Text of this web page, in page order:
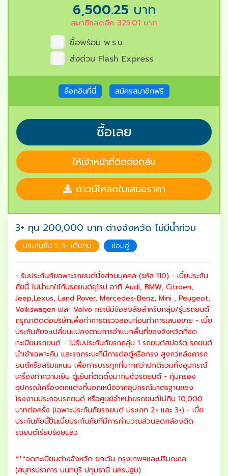
6,500.25 บาท
สมาชิกลดอีก 325.01 บาท
ซื้อพร้อม พ.ร.บ.
ส่งด่วน Flash Express
ล็อกอินที่นี่ สมัครสมาชิกฟรี
ซื้อเลย
ให้เจ้าหน้าที่ติดต่อกลับ
ดาวน์โหลดใบเสนอราคา
3+ ทุน 200,000 บาท ต่างจังหวัด ไม่มีน้ำท่วม
ประกันชั้น 5 3+ เต็มทุน ซ่อมอู่
- รับประกันภัยฉพาะรถยนต์นั่งส่วนบุคคล (รหัส 110) - เบี้ยประกัน
ภัยนี้ ไม่นำมาใช้กับรถยนต์ยุโรป อาทิ Audi, BMW, Citroen,
Jeep,Lexus, Land Rover, Mercedes-Benz, Mini , Peugeot,
Volkswagen แlละ Volvo กรณีมีข้อสงสัยสำหรับกลุ่ม/รุ่นรถยนต์
กรุณาติดต่อบริษัทเพื่อทำการตรวจสอบก่อนทำการเสนอขาย - เบี้ย
ประกันภัยจะเปลี่ยนแปลงตามการจำแนกพื้นที่ของจังหวัดที่จด
ทะเบียนรถยนต์ - ไม่รับประกันภัยรถกลุ่ม 1 รถยนต์สปอร์ต รถยนต์
นำเข้าเฉพาะคัน และรถกระบะที่มีการต่อตู้หรือกรง สูงกว่หลังคารถ
ยนต์หรือสริมแหนบ เพื่อการบรรทุกที่มากกว่าปกติรวมทั้งอุปกรณ์
เครื่องทำความเย็น ตู้เย็นที่ติดตั้งมากับตัวรถยนต์ - คุ้มครอง
อุปกรณ์เครื่องตกแต่งกี้นอกเหนือจากอุปกรณ์มาตรฐานของ
โรงงานประกอบรถยนต์ หรือศูนย์จำหน่ายรถยนต์ไม่กิน 10,000
บาทต่อครั้ง (เฉพาะประกันภัยรถยนต์ ประเภท 2+ และ 3+) - เบี้ย
ประกันภัยนี้ป็นเบี้ยประกันภัยที่มีการคำนวณส่วนลดกล้องติด
รถยนต์เรียบร้อยแล้ว
***จดทะเบียนต่างจังหวัด ยกเว้น กรุงเทพฯและปริมณฑล
(สมุทรปราการ นนทบุรี ปทุมธานี นครปฐม)